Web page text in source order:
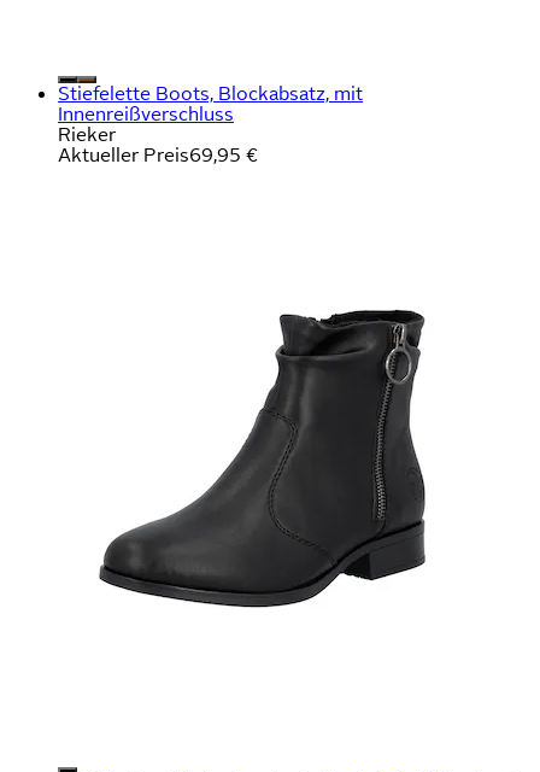
Stiefelette Boots, Blockabsatz, mit
Innenreißverschluss
Rieker
Aktueller Preis69,95 €